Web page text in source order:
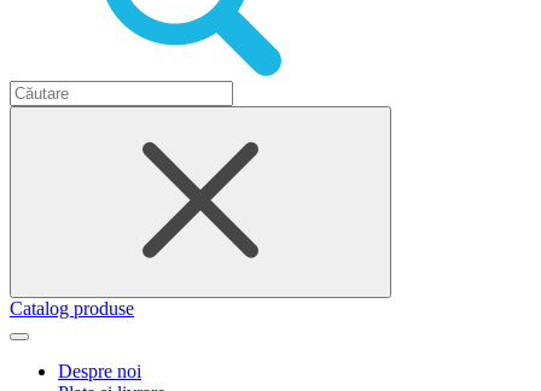
Catalog produse
Despre noi